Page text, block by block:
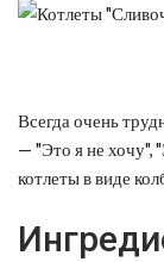
Всегда очень
— "Это я не хочу",
котлеты в виде